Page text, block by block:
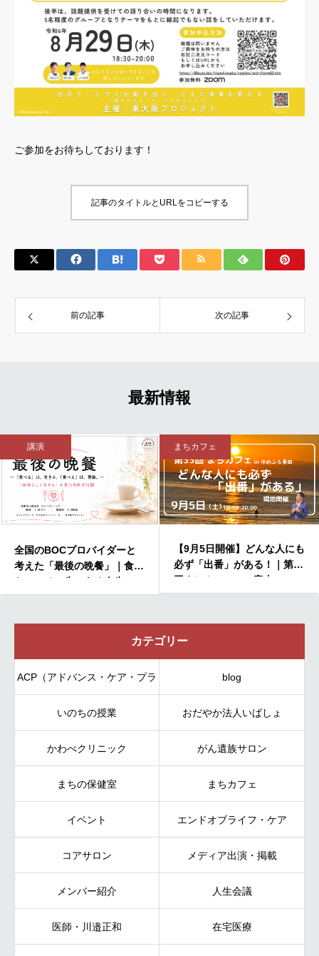
ご参加をお待ちしております！
記事のタイトルとURLをコピーする
前の記事 次の記事
最新情報
まちカフェ
【9月5日開催】どんな人にも
必ず「出番」がある！｜第33
回まちカフェのご案内
オンラインサロン
出会いから未来を変える
3回コアサロン開催レポー
カテゴリー
ACP（アドバンス・ケア・プラ
ンニング）
blog
いのちの授業 おだやか法人いばしょ
かわべクリニック がん遺族サロン
まちの保健室 まちカフェ
イベント エンドオブライフ・ケア
コアサロン メディア出演・掲載
メンバー紹介 人生会議
医師・川邉正和 在宅医療